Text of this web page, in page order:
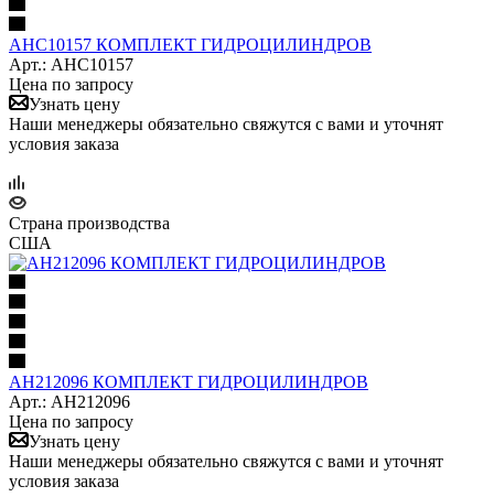
AHC10157 КОМПЛЕКТ ГИДРОЦИЛИНДРОВ
Арт.: AHC10157
Цена по запросу
Узнать цену
Наши менеджеры обязательно свяжутся с вами и уточнят
условия заказа
Страна производства
США
AH212096 КОМПЛЕКТ ГИДРОЦИЛИНДРОВ
Арт.: AH212096
Цена по запросу
Узнать цену
Наши менеджеры обязательно свяжутся с вами и уточнят
условия заказа